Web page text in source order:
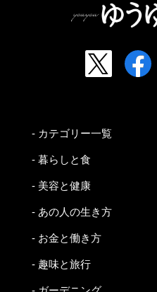
- カテゴリー一覧
- 暮らしと食
- 美容と健康
- あの人の生き方
- お金と働き方
- 趣味と旅行